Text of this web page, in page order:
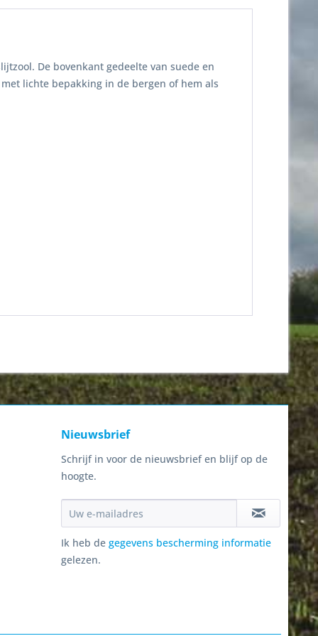
De bovenkant gedeelte van suede en
lichte bepakking in de bergen of hem als
Nieuwsbrief
Schrijf in voor de nieuwsbrief en blijf op de
hoogte.
Ik heb de gegevens bescherming informatie
gelezen.